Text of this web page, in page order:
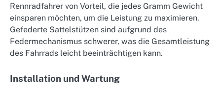
Rennradfahrer von Vorteil, die jedes Gramm Gewicht
einsparen möchten, um die Leistung zu maximieren.
Gefederte Sattelstützen sind aufgrund des
Federmechanismus schwerer, was die Gesamtleistung
des Fahrrads leicht beeinträchtigen kann.
Installation und Wartung